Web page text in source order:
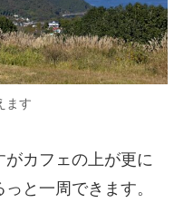
ます
カフェの上が更に
と一周できます。